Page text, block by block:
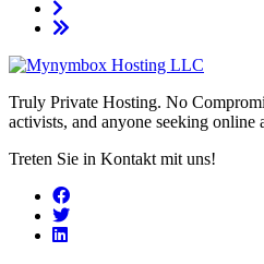
Truly Private Hosting. No
activists, and anyone seeking
Treten Sie in Kontakt mit uns!